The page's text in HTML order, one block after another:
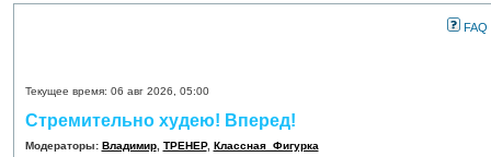
FAQ
Текущее время: 06 авг 2026, 05:00
Стремительно худею! Вперед!
Модераторы: Владимир, ТРЕНЕР, Классная_Фигурка